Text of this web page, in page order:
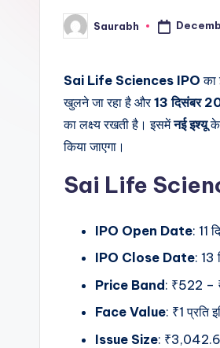
Posted
by
Saurabh
Sai Life Sciences IPO का
खुलने जा रहा है और13 दिसंबर
का लक्ष्य रखती है। इसमेंनई इश्यूके
किया जाएगा।
Sai Life
IPO Open Date: 11
IPO Close Date: 13
Price Band: ₹522 –
Face Value: ₹1 प्रति
Issue Size: